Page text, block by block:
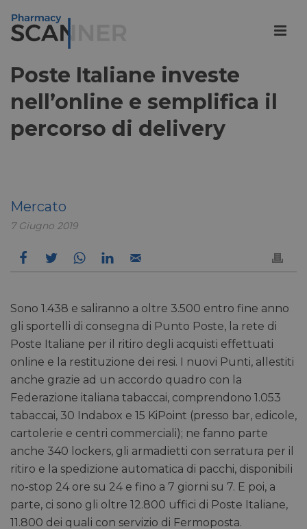
Poste Italiane investe
nell’online e semplifica il
percorso di delivery
Mercato
7 Giugno 2019
Sono 1.438 e saliranno a oltre 3.500 entro fine anno
gli sportelli di consegna di Punto Poste, la rete di
Poste Italiane per il ritiro degli acquisti effettuati
online e la restituzione dei resi. I nuovi Punti, allestiti
anche grazie ad un accordo quadro con la
Federazione italiana tabaccai, comprendono 1.053
tabaccai, 30 Indabox e 15 KiPoint (presso bar, edicole,
cartolerie e centri commerciali); ne fanno parte
anche 340 lockers, gli armadietti con serratura per il
ritiro e la spedizione automatica di pacchi, disponibili
no-stop 24 ore su 24 e fino a 7 giorni su 7. E poi, a
parte, ci sono gli oltre 12.800 uffici di Poste Italiane,
11.800 dei quali con servizio di Fermoposta.